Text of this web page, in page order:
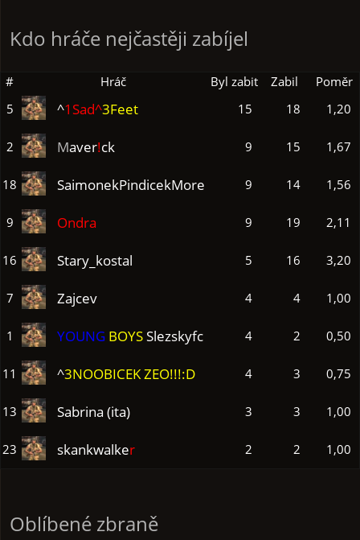
Kdo hráče nejčastěji zabíjel
# Hráč Byl zabit Zabil
Poměr
5
^1Sad^3Feet 15 18 1,20
2 Maver!ck 9 15 1,67
18 SaimonekPindicekMore 9 14 1,56
9 Ondra 9 19 2,11
16 Stary_kostal 5 16 3,20
7 Zajcev 4 4 1,00
1 YOUNG BOYSSlezskyfc 4 2 0,50
11 ^3NOOBICEK ZEO!!!:D 4 3 0,75
13 Sabrina (ita) 3 3 1,00
23 skankwalker 2 2 1,00
Oblíbené zbraně